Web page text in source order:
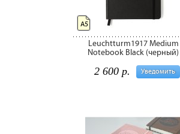
Leuchtturm1917 Medium
Notebook Black (черный)
Уведомить
2 600 р.
А5